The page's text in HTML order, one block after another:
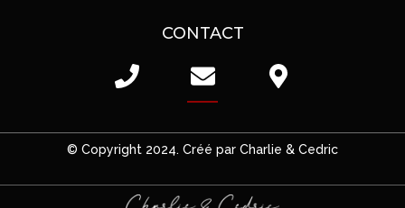
CONTACT
© Copyright 2024. Créé par Charlie & Cedric